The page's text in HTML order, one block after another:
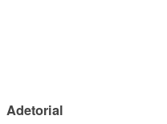
Adetorial